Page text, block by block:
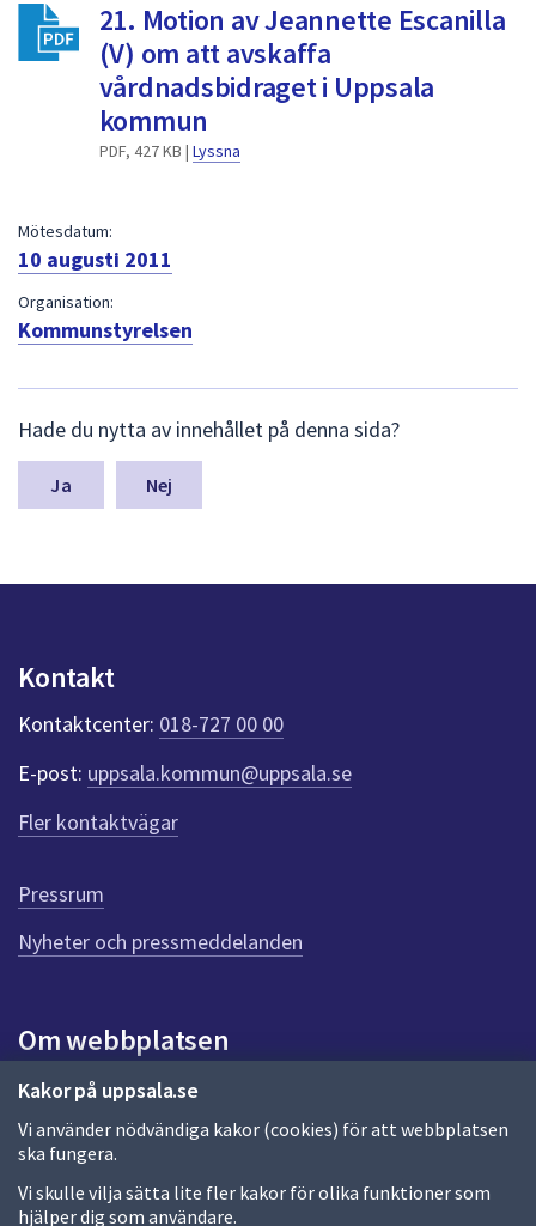
för
välja
något
Kakor på uppsala.se
Vi använder nödvändiga kakor (cookies) för att webbplatsen
ska fungera.
Vi skulle vilja sätta lite fler kakor för olika funktioner som
hjälper dig som användare.
21. Motion av Jeannette Escanilla
(V) om att avskaffa
vårdnadsbidraget i Uppsala
kommun
PDF, 427 KB | Lyssna
Mötesdatum:
10 augusti 2011
Organisation:
Kommunstyrelsen
ä
m
a
n
k
t
e
r
f
ö
r
e
n
n
a
d
a
Hade du nytta av innehållet på denna sida?
Nej
Kontakt
Kontaktcenter: 018-727 00 00
E-post: uppsala.kommun@uppsala.se
Fler kontaktvägar
Pressrum
Nyheter och pressmeddelanden
Om webbplatsen
Om webbplatsen
Allmänna handlingar och diarium
Behandling av personuppgifter